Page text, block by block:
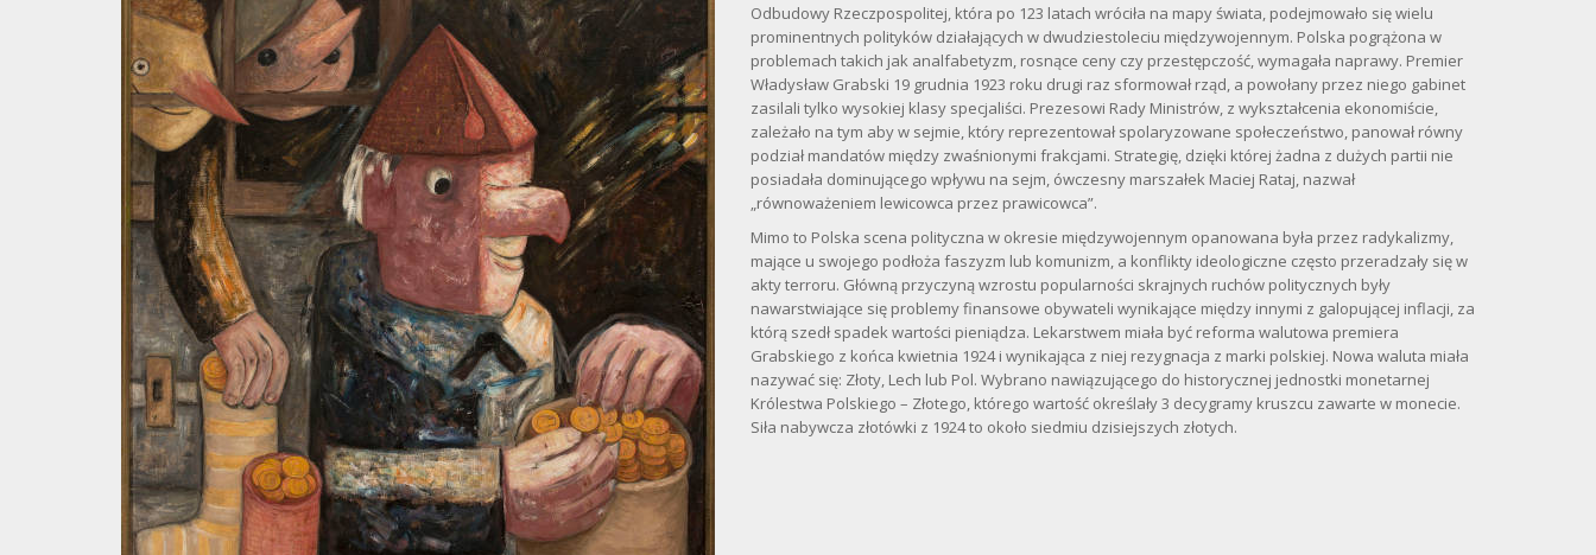
Odbudowy Rzeczpospolitej, która po 123 latach wróciła na mapy świata, podejmowało się wielu
prominentnych polityków działających w dwudziestoleciu międzywojennym. Polska pogrążona w
problemach takich jak analfabetyzm, rosnące ceny czy przestępczość, wymagała naprawy. Premier
Władysław Grabski 19 grudnia 1923 roku drugi raz sformował rząd, a powołany przez niego gabinet
zasilali tylko wysokiej klasy specjaliści. Prezesowi Rady Ministrów, z wykształcenia ekonomiście,
zależało na tym aby w sejmie, który reprezentował spolaryzowane społeczeństwo, panował równy
podział mandatów między zwaśnionymi frakcjami. Strategię, dzięki której żadna z dużych partii nie
posiadała dominującego wpływu na sejm, ówczesny marszałek Maciej Rataj, nazwał
„równoważeniem lewicowca przez prawicowca”.
Mimo to Polska scena polityczna w okresie międzywojennym opanowana była przez radykalizmy,
mające u swojego podłoża faszyzm lub komunizm, a konflikty ideologiczne często przeradzały się w
akty terroru. Główną przyczyną wzrostu popularności skrajnych ruchów politycznych były
nawarstwiające się problemy finansowe obywateli wynikające między innymi z galopującej inflacji, za
którą szedł spadek wartości pieniądza. Lekarstwem miała być reforma walutowa premiera
Grabskiego z końca kwietnia 1924 i wynikająca z niej rezygnacja z marki polskiej. Nowa waluta miała
nazywać się: Złoty, Lech lub Pol. Wybrano nawiązującego do historycznej jednostki monetarnej
Królestwa Polskiego – Złotego, którego wartość określały 3 decygramy kruszcu zawarte w monecie.
Siła nabywcza złotówki z 1924 to około siedmiu dzisiejszych złotych.